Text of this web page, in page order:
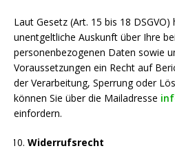
Laut Gesetz (Art. 15 bis 18
unentgeltliche Auskunft über Ihre
personenbezogenen Daten sowie
Voraussetzungen ein Recht auf
der Verarbeitung, Sperrung oder
können Sie über die Mailadresse
einfordern.
Widerrufsrecht